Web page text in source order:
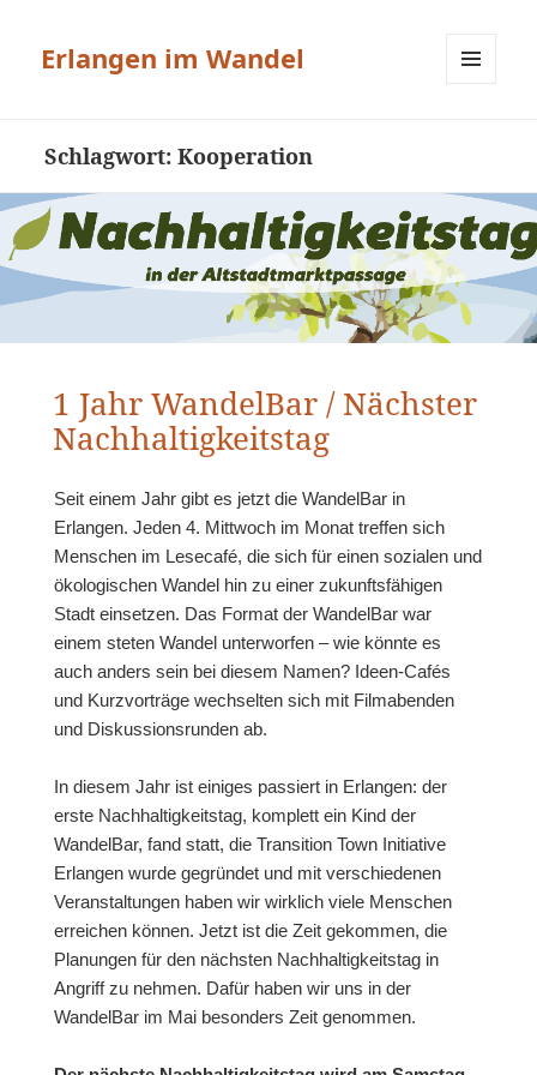
Erlangen im Wandel
Schlagwort:Kooperation
1 Jahr WandelBar / Nächster
Nachhaltigkeitstag
Seit einem Jahr gibt es jetzt die WandelBar in
Erlangen. Jeden 4. Mittwoch im Monat treffen sich
Menschen im Lesecafé, die sich für einen sozialen und
ökologischen Wandel hin zu einer zukunftsfähigen
Stadt einsetzen. Das Format der WandelBar war
einem steten Wandel unterworfen – wie könnte es
auch anders sein bei diesem Namen? Ideen-Cafés
und Kurzvorträge wechselten sich mit Filmabenden
und Diskussionsrunden ab.
In diesem Jahr ist einiges passiert in Erlangen: der
erste Nachhaltigkeitstag, komplett ein Kind der
WandelBar, fand statt, die Transition Town Initiative
Erlangen wurde gegründet und mit verschiedenen
Veranstaltungen haben wir wirklich viele Menschen
erreichen können. Jetzt ist die Zeit gekommen, die
Planungen für den nächsten Nachhaltigkeitstag in
Angriff zu nehmen. Dafür haben wir uns in der
WandelBar im Mai besonders Zeit genommen.